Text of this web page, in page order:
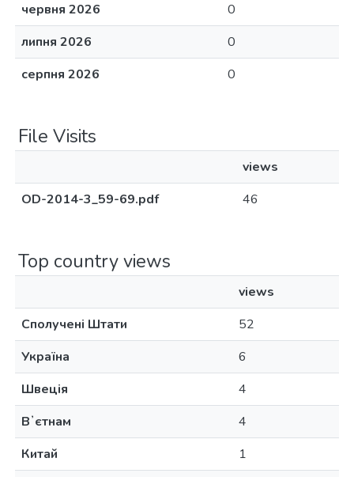
червня 2026
0
липня 2026
0
серпня 2026
0
File Visits
views
OD-2014-3_59-69.pdf
46
Top country views
views
Сполучені Штати
52
Україна
6
Швеція
4
Вʼєтнам
4
Китай
1